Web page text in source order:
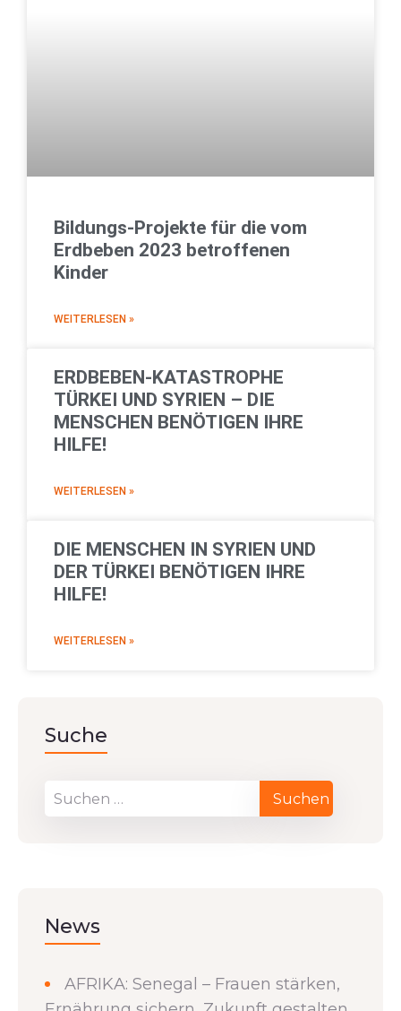
Bildungs-Projekte für die vom
Erdbeben 2023 betroffenen
Kinder
WEITERLESEN »
ERDBEBEN-KATASTROPHE
TÜRKEI UND SYRIEN – DIE
MENSCHEN BENÖTIGEN IHRE
HILFE!
WEITERLESEN »
DIE MENSCHEN IN SYRIEN UND
DER TÜRKEI BENÖTIGEN IHRE
HILFE!
WEITERLESEN »
Suche
News
AFRIKA: Senegal – Frauen stärken,